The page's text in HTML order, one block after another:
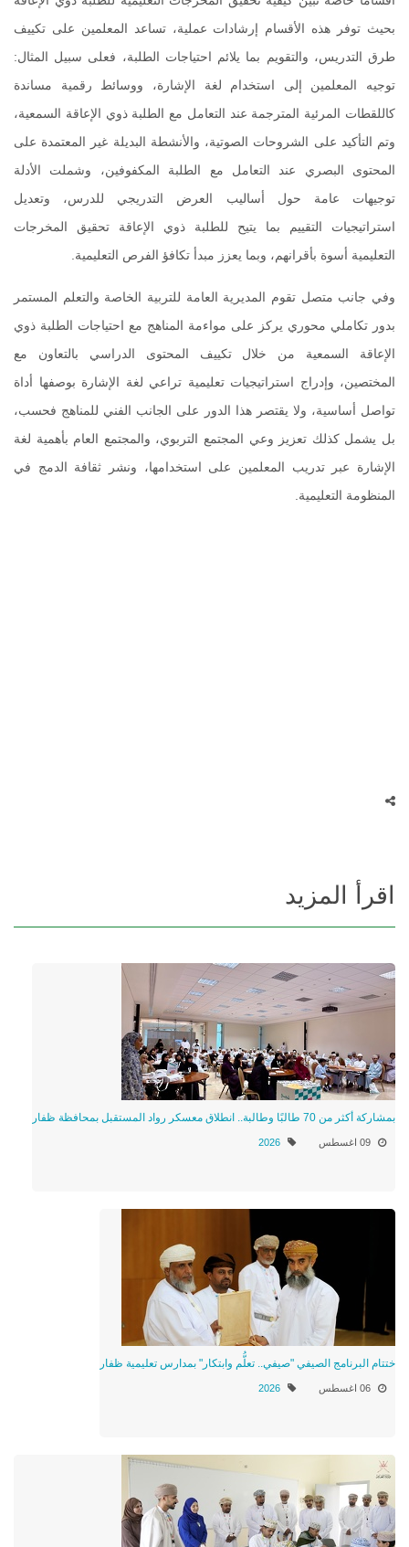
بحيث توفر هذه الأقسام إرشادات عملية، تساعد المعلمين على تكييف
طرق التدريس، والتقويم بما يلائم احتياجات الطلبة، فعلى سبيل المثال:
توجيه المعلمين إلى استخدام لغة الإشارة، ووسائط رقمية مساندة
كاللقطات المرئية المترجمة عند التعامل مع الطلبة ذوي الإعاقة السمعية،
وتم التأكيد على الشروحات الصوتية، والأنشطة البديلة غير المعتمدة على
المحتوى البصري عند التعامل مع الطلبة المكفوفين، وشملت الأدلة
توجيهات عامة حول أساليب العرض التدريجي للدرس، وتعديل
استراتيجيات التقييم بما يتيح للطلبة ذوي الإعاقة تحقيق المخرجات
التعليمية أسوة بأقرانهم، وبما يعزز مبدأ تكافؤ الفرص التعليمية
وفي جانب متصل تقوم المديرية العامة للتربية الخاصة والتعلم المستمر
بدور تكاملي محوري يركز على مواءمة المناهج مع احتياجات الطلبة ذوي
الإعاقة السمعية من خلال تكييف المحتوى الدراسي بالتعاون مع
المختصين، وإدراج استراتيجيات تعليمية تراعي لغة الإشارة بوصفها أداة
تواصل أساسية، ولا يقتصر هذا الدور على الجانب الفني للمناهج فحسب،
بل يشمل كذلك تعزيز وعي المجتمع التربوي، والمجتمع العام بأهمية لغة
الإشارة عبر تدريب المعلمين على استخدامها، ونشر ثقافة الدمج في
المنظومة التعليمية
اقرأ المزيد
بمشاركة أكثر من 70 طالبًا وطالبة.. انطلاق معسكر رواد المستقبل بمحافظة ظفار
09 اغسطس 2026
ختتام البرنامج الصيفي "صيفي.. تعلُّم وابتكار" بمدارس تعليمية ظفار
06 اغسطس 2026